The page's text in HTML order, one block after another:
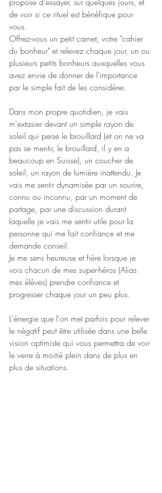
de voir si ce rituel est bénéfique pour
vous.
Offrez-vous un petit carnet, votre "cahier
du bonheur" et relevez chaque jour, un ou
plusieurs petits bonheurs auxquelles vous
avez envie de donner de l'importance
par le simple fait de les considérer.
Dans mon propre quotidien, je vais
m'extasier devant un simple rayon de
soleil qui perse le brouillard (et on ne va
pas se mentir, le brouillard, il y en a
beaucoup en Suisse), un coucher de
soleil, un rayon de lumière inattendu. Je
vais me sentir dynamisée par un sourire,
connu ou inconnu, par un moment de
partage, par une discussion durant
laquelle je vais me sentir utile pour la
personne qui me fait confiance et me
demande conseil.
Je me sens heureuse et fière lorsque je
vois chacun de mes super-héros (Alias
mes élèves) prendre confiance et
progresser chaque jour un peu plus.
L'énergie que l'on met parfois pour relever
le négatif peut être utilisée dans une belle
vision optimiste qui vous permettra de voir
le verre à moitié plein dans de plus en
plus de situations.